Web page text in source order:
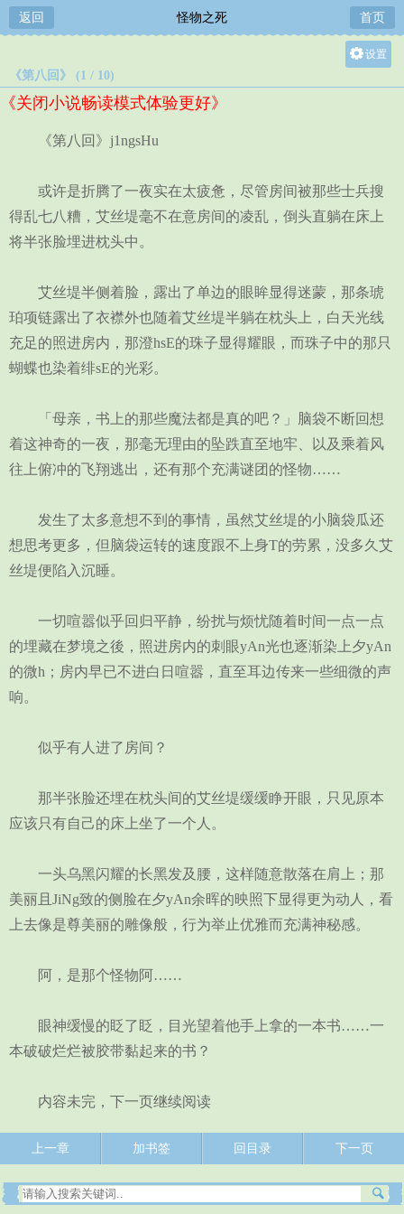
返回 怪物之死 首页
设置
《第八回》 (1 / 10)
《关闭小说畅读模式体验更好》
《第八回》j1ngsHu
或许是折腾了一夜实在太疲惫，尽管房间被那些士兵搜
得乱七八糟，艾丝堤毫不在意房间的凌乱，倒头直躺在床上
将半张脸埋进枕头中。
艾丝堤半侧着脸，露出了单边的眼眸显得迷蒙，那条琥
珀项链露出了衣襟外也随着艾丝堤半躺在枕头上，白天光线
充足的照进房内，那澄hsE的珠子显得耀眼，而珠子中的那只
蝴蝶也染着绯sE的光彩。
「母亲，书上的那些魔法都是真的吧？」脑袋不断回想
着这神奇的一夜，那毫无理由的坠跌直至地牢、以及乘着风
往上俯冲的飞翔逃出，还有那个充满谜团的怪物……
发生了太多意想不到的事情，虽然艾丝堤的小脑袋瓜还
想思考更多，但脑袋运转的速度跟不上身T的劳累，没多久艾
丝堤便陷入沉睡。
一切喧嚣似乎回归平静，纷扰与烦忧随着时间一点一点
的埋藏在梦境之後，照进房内的刺眼yAn光也逐渐染上夕yAn
的微h；房内早已不进白日喧嚣，直至耳边传来一些细微的声
响。
似乎有人进了房间？
那半张脸还埋在枕头间的艾丝堤缓缓睁开眼，只见原本
应该只有自己的床上坐了一个人。
一头乌黑闪耀的长黑发及腰，这样随意散落在肩上；那
美丽且JiNg致的侧脸在夕yAn余晖的映照下显得更为动人，看
上去像是尊美丽的雕像般，行为举止优雅而充满神秘感。
阿，是那个怪物阿……
眼神缓慢的眨了眨，目光望着他手上拿的一本书……一
本破破烂烂被胶带黏起来的书？
内容未完，下一页继续阅读
上一章 加书签 回目录 下一页